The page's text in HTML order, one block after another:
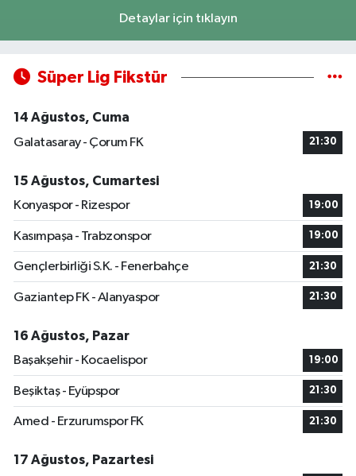
Detaylar için tıklayın
Süper Lig Fikstür
14 Ağustos, Cuma
Galatasaray - Çorum FK
21:30
15 Ağustos, Cumartesi
Konyaspor - Rizespor
19:00
Kasımpaşa - Trabzonspor 19:00
Gençlerbirliği S.K. - Fenerbahçe 21:30
Gaziantep FK - Alanyaspor 21:30
16 Ağustos, Pazar
Başakşehir - Kocaelispor
19:00
Beşiktaş - Eyüpspor 21:30
Amed - Erzurumspor FK 21:30
17 Ağustos, Pazartesi